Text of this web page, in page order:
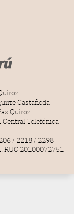
Castañeda
Quiroz
Central Telefónica
/ 2218 / 2298
RUC 20100072751